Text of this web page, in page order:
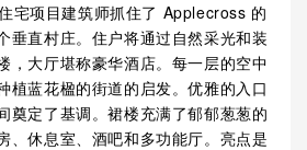
宅项目建筑师抓住了 Applecross 的
垂直村庄。住户将通过自然采光和装
，大厅堪称豪华酒店。每一层的空中
植蓝花楹的街道的启发。优雅的入口
奠定了基调。裙楼充满了郁郁葱葱的
、休息室、酒吧和多功能厅。亮点是